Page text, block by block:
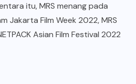
itu, MRS menang pada
Jakarta Film Week 2022, MRS
Asian Film Festival 2022